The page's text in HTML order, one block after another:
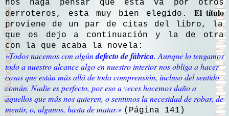
nos haga pensar que ésta va por otros
derroteros, esta muy bien elegido. El título
proviene de un par de citas del libro, la
que os dejo a continuación y la de otra
con la que acaba la novela:
«Todos nacemos con algúndefecto de fábrica. Aunque lo tengamos
todo a nuestro alcance algo en nuestro interior nos obliga a hacer
cosas que están más allá de toda comprensión, incluso del sentido
común. Nadie es perfecto, por eso a veces hacemos daño a
aquellos que más nos quieren, o sentimos la necesidad de robar, de
mentir, o, algunos, hasta de matar.» (Página 141)